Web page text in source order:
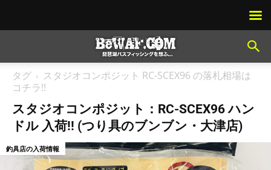
タグ
スタジオコンポジット RC-SCEX96 の落札相場は
コチラ!!
スタジオコンポジット：RC-SCEX96 ハン
ドル 入荷!! (つり具のブンブン・大津店)
釣具店の入荷情報